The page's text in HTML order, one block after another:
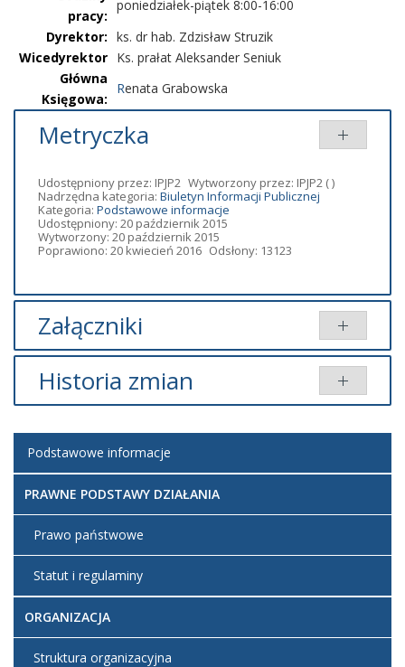
pracy:
poniedziałek-piątek 8:00-16:00
Dyrektor: ks. dr hab. Zdzisław Struzik
Wicedyrektor Ks. prałat Aleksander Seniuk
Główna
Księgowa:
Renata Grabowska
Metryczka
Udostępniony przez: IPJP2 Wytworzony przez: IPJP2 ( )
Nadrzędna kategoria: Biuletyn Informacji Publicznej
Kategoria: Podstawowe informacje
Udostępniony: 20 październik 2015
Wytworzony: 20 październik 2015
Poprawiono: 20 kwiecień 2016 Odsłony: 13123
Załączniki
Brak załączników.
Historia zmian
Podstawowe informacje
PRAWNE PODSTAWY DZIAŁANIA
Prawo państwowe
Statut i regulaminy
ORGANIZACJA
Struktura organizacyjna